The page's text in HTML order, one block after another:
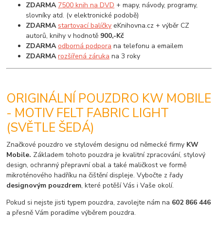
ZDARMA 7500 knih na DVD + mapy, návody, programy,
slovníky atd. (v elektronické podobě)
ZDARMA startovací balíčky eKnihovna.cz + výběr CZ
autorů, knihy v hodnotě 900,-Kč
ZDARMA odborná podpora na telefonu a emailem
ZDARMA rozšířená záruka na 3 roky
ORIGINÁLNÍ POUZDRO KW MOBILE
- MOTIV FELT FABRIC LIGHT
(SVĚTLE ŠEDÁ)
Značkové pouzdro ve stylovém designu od německé firmy KW
Mobile. Základem tohoto pouzdra je kvalitní zpracování, stylový
design, ochranný přepravní obal a také maličkost ve formě
mikroténového hadříku na čištění displeje. Vybočte z řady
designovým pouzdrem, které potěší Vás i Vaše okolí.
Pokud si nejste jisti typem pouzdra, zavolejte nám na 602 866 446
a přesně Vám poradíme výběrem pouzdra.